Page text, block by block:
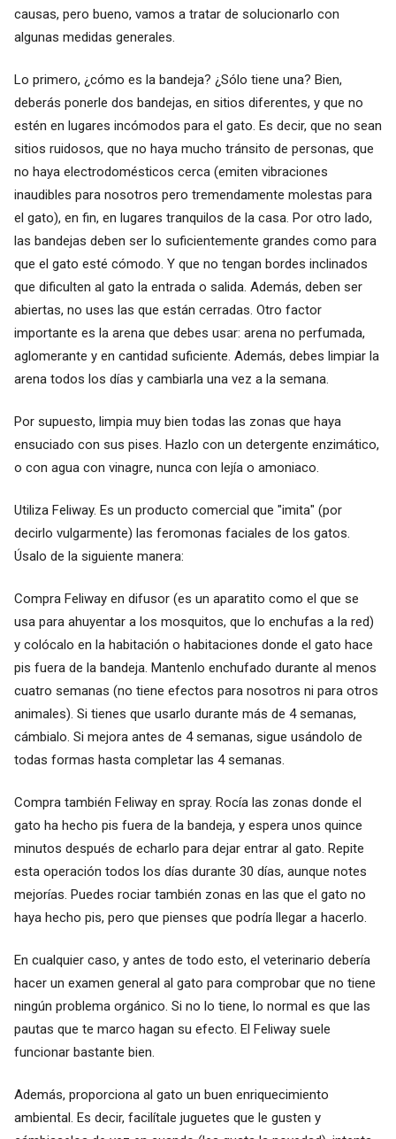
causas, pero bueno, vamos a tratar de solucionarlo con
algunas medidas generales.
Lo primero, ¿cómo es la bandeja? ¿Sólo tiene una? Bien,
deberás ponerle dos bandejas, en sitios diferentes, y que no
estén en lugares incómodos para el gato. Es decir, que no sean
sitios ruidosos, que no haya mucho tránsito de personas, que
no haya electrodomésticos cerca (emiten vibraciones
inaudibles para nosotros pero tremendamente molestas para
el gato), en fin, en lugares tranquilos de la casa. Por otro lado,
las bandejas deben ser lo suficientemente grandes como para
que el gato esté cómodo. Y que no tengan bordes inclinados
que dificulten al gato la entrada o salida. Además, deben ser
abiertas, no uses las que están cerradas. Otro factor
importante es la arena que debes usar: arena no perfumada,
aglomerante y en cantidad suficiente. Además, debes limpiar la
arena todos los días y cambiarla una vez a la semana.
Por supuesto, limpia muy bien todas las zonas que haya
ensuciado con sus pises. Hazlo con un detergente enzimático,
o con agua con vinagre, nunca con lejía o amoniaco.
Utiliza Feliway. Es un producto comercial que "imita" (por
decirlo vulgarmente) las feromonas faciales de los gatos.
Úsalo de la siguiente manera:
Compra Feliway en difusor (es un aparatito como el que se
usa para ahuyentar a los mosquitos, que lo enchufas a la red)
y colócalo en la habitación o habitaciones donde el gato hace
pis fuera de la bandeja. Mantenlo enchufado durante al menos
cuatro semanas (no tiene efectos para nosotros ni para otros
animales). Si tienes que usarlo durante más de 4 semanas,
cámbialo. Si mejora antes de 4 semanas, sigue usándolo de
todas formas hasta completar las 4 semanas.
Compra también Feliway en spray. Rocía las zonas donde el
gato ha hecho pis fuera de la bandeja, y espera unos quince
minutos después de echarlo para dejar entrar al gato. Repite
esta operación todos los días durante 30 días, aunque notes
mejorías. Puedes rociar también zonas en las que el gato no
haya hecho pis, pero que pienses que podría llegar a hacerlo.
En cualquier caso, y antes de todo esto, el veterinario debería
hacer un examen general al gato para comprobar que no tiene
ningún problema orgánico. Si no lo tiene, lo normal es que las
pautas que te marco hagan su efecto. El Feliway suele
funcionar bastante bien.
Además, proporciona al gato un buen enriquecimiento
ambiental. Es decir, facilítale juguetes que le gusten y